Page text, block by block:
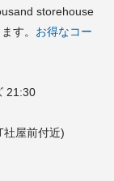
storehouse
す。 お得なコー
21:30
社屋前付近)